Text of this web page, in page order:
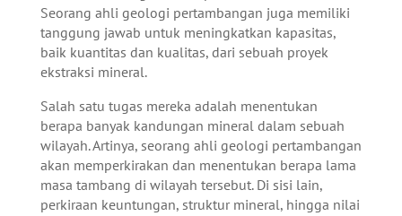
Seorang ahli geologi pertambangan juga memiliki
tanggung jawab untuk meningkatkan kapasitas,
baik kuantitas dan kualitas, dari sebuah proyek
ekstraksi mineral.
Salah satu tugas mereka adalah menentukan
berapa banyak kandungan mineral dalam sebuah
wilayah. Artinya, seorang ahli geologi pertambangan
akan memperkirakan dan menentukan berapa lama
masa tambang di wilayah tersebut. Di sisi lain,
perkiraan keuntungan, struktur mineral, hingga nilai